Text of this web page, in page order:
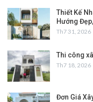
Thiết Kế
Hướng
Th7 31, 2026
Thi công
Th7 18, 2026
Đơn Giá